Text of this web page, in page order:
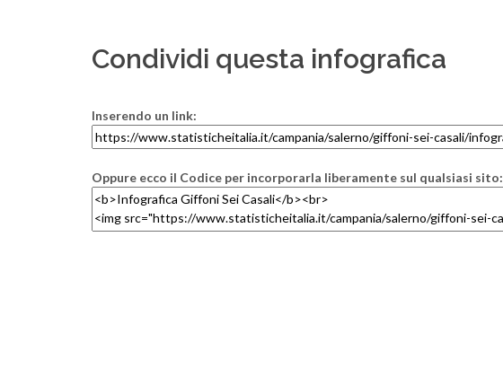
Condividi questa infografica
Inserendo un link:
Oppure ecco il Codice per incorporarla liberamente sul qualsiasi sito: